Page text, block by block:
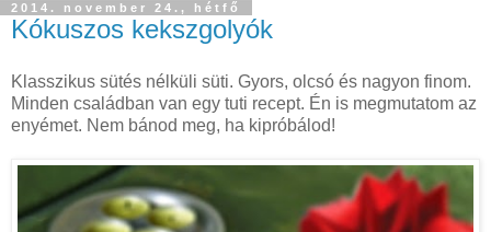
2014. november 24., hétfő
Kókuszos kekszgolyók
Klasszikus sütés nélküli süti. Gyors, olcsó és nagyon finom.
Minden családban van egy tuti recept. Én is megmutatom az
enyémet. Nem bánod meg, ha kipróbálod!